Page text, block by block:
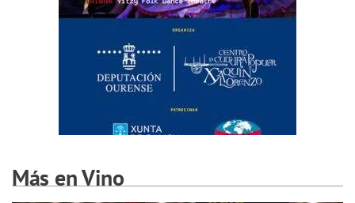
Más en Vino